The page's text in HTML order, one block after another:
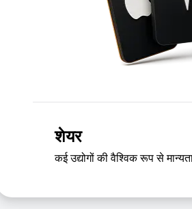
शेयर
कई उद्योगों की वैश्विक रूप से